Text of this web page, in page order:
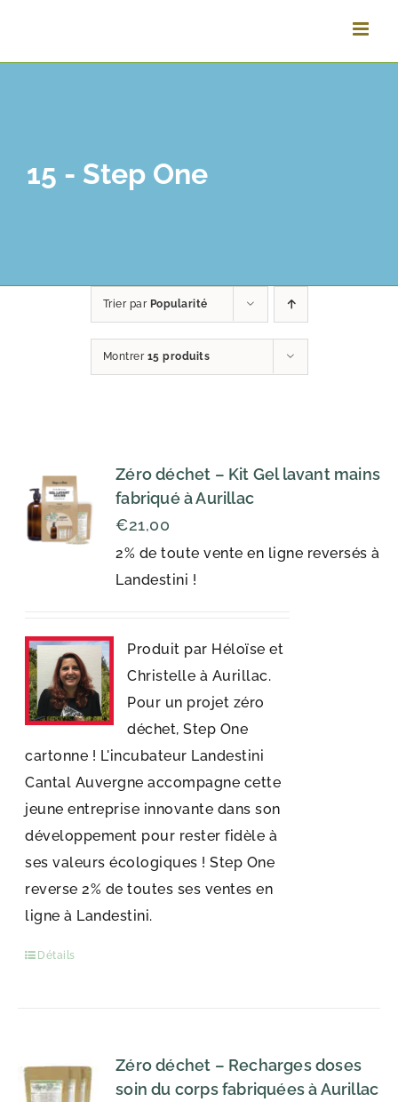
contenu
15 - Step One
Trier par Popularité
Montrer 15 produits
Zéro déchet – Kit Gel lavant mains
fabriqué à Aurillac
2% de toute vente en ligne reversés à
Landestini !
€21,00
Produit par Héloïse et
Christelle à Aurillac.
Pour un projet zéro
déchet, Step One
cartonne ! L'incubateur Landestini
Cantal Auvergne accompagne cette
jeune entreprise innovante dans son
développement pour rester fidèle à
ses valeurs écologiques ! Step One
reverse 2% de toutes ses ventes en
ligne à Landestini.
Détails
Zéro déchet – Recharges doses
soin du corps fabriquées à Aurillac